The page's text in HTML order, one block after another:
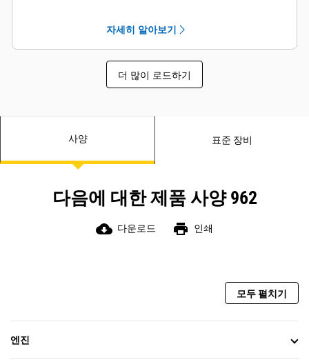
계통의 신뢰성을 보강하고 구성품 수
명을 늘렸습니다.
작동 기구 펌프가 낮은 엔진 속도에서
의 흐름 속도를 높이고 유압 반응을 개
선합니다.
자세히 알아보기
더 많이 로드하기
사양 표준 장비
다음에 대한 제품 사양 962
cloud_download 다운로드 print 인쇄
모두 펼치기
엔진